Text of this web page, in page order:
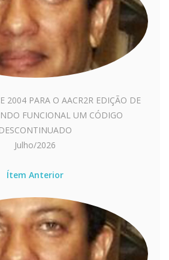
2004 PARA O AACR2R EDIÇÃO DE
FUNCIONAL UM CÓDIGO
DESCONTINUADO
Julho/2026
Ítem Anterior